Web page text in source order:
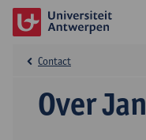
Over
Contact